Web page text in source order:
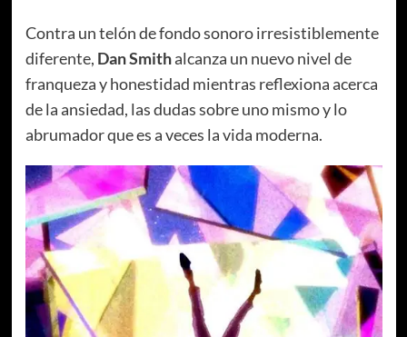
Contra un telón de fondo sonoro irresistiblemente
diferente, Dan Smithalcanza un nuevo nivel de
franqueza y honestidad mientras reflexiona acerca
de la ansiedad, las dudas sobre uno mismo y lo
abrumador que es a veces la vida moderna.